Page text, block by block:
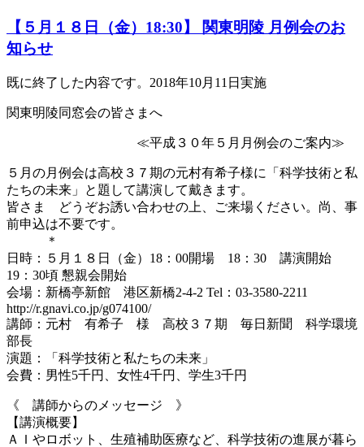
【５月１８日（金）18:30】 関東明陵 月例会のお
知らせ
既に終了した内容です。2018年10月11日実施
関東明陵同窓会の皆さまへ
≪平成３０年５月月例会のご案内≫
５月の月例会は高校３７期の元村有希子様に「科学技術と私
たちの未来」と題して講演して戴きます。
皆さま どうぞお誘い合わせの上、ご来場ください。尚、事
前申込は不要です。
＊
日時：５月１８日（金）18：00開場 18：30 講演開始
19：30頃 懇親会開始
会場：新橋亭新館 港区新橋2-4-2 Tel：03-3580-2211
http://r.gnavi.co.jp/g074100/
講師：元村 有希子 様 高校３７期 毎日新聞 科学環境
部長
演題：「科学技術と私たちの未来」
会費：男性5千円、女性4千円、学生3千円
《 講師からのメッセージ 》
【講演概要】
ＡＩやロボット、生殖補助医療など、科学技術の進展が暮ら